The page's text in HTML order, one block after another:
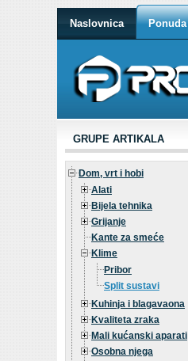
Naslovnica Ponuda
GRUPE ARTIKALA
Dom, vrt i hobi
Alati
Bijela tehnika
Grijanje
Kante za smeće
Klime
Pribor
Split sustavi
Kuhinja i blagavaona
Kvaliteta zraka
Mali kućanski aparati
Osobna njega